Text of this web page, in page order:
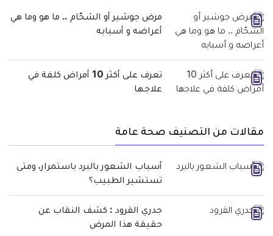
مرض جوشير أو الشحّام .. ما هو وما هي
أعراضه و أسبابه
تعرف على أكثر 10 أمراض كلفة في
علاجها
مقالات من التصنيف صحة عامة
أسباب الشعور بالبرد باستمرار، ومتى
تستشير الطبيب؟
جدري القرود : كشف النقاب عن
حقيقة هذا المرض